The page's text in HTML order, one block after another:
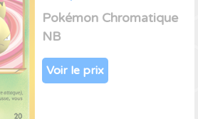
Pokémon Chromatique
NB
Voir le prix